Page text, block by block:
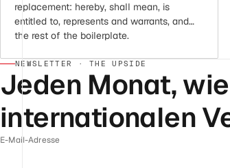
replacement: hereby, shall mean, is
entitled to, represents and warrants, and
the rest of the boilerplate.
NEWSLETTER · THE UPSIDE
Jeden Monat,
internationalen
E-Mail-Adresse